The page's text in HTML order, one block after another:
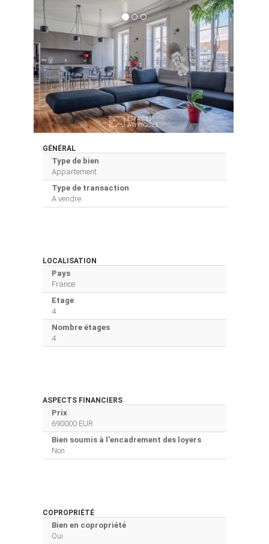
GÉNÉRAL
Type de bien
Appartement
Type de transaction
A vendre
LOCALISATION
Pays
France
Etage
4
Nombre étages
4
ASPECTS FINANCIERS
Prix
690000 EUR
Bien soumis à l'encadrement des loyers
Non
COPROPRIÉTÉ
Bien en copropriété
Oui